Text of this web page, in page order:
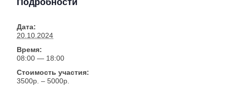
Дата:
20.10.2024
Время:
08:00 — 18:00
Стоимость участия:
3500р. – 5000р.